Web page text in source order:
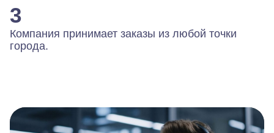
3
Компания принимает заказы из любой точки
города.